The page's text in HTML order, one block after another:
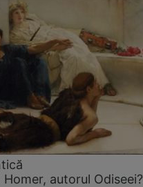
autorul Odiseei?